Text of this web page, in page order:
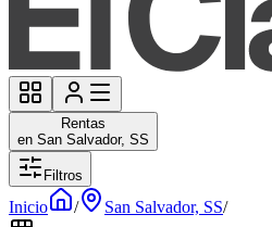
Rentas
en San Salvador, SS
Filtros
Inicio / San Salvador, SS/